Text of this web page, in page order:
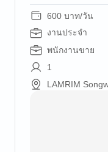
600 บาท/วัน
งานประจำ
พนักงานขาย
1
LAMRIM